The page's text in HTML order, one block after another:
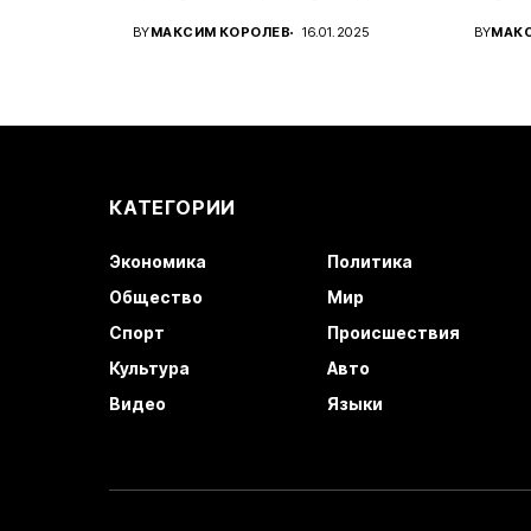
Украины...
BYМАКСИМ КОРОЛЕВ 16.01.2025 BY
КАТЕГОРИИ
Экономика
Политика
Общество
Мир
Спорт
Происшествия
Культура
Авто
Видео
Языки